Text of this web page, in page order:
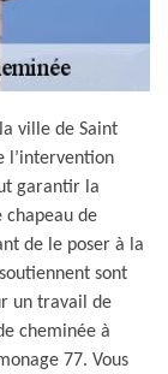
ville de Saint
l’intervention
garantir la
chapeau de
de le poser à la
sont
un travail de
cheminée à
77. Vous